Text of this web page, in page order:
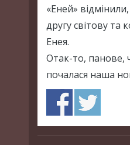
«Еней»
другу світову та
Енея.
Отак-то, панове,
почалася наша